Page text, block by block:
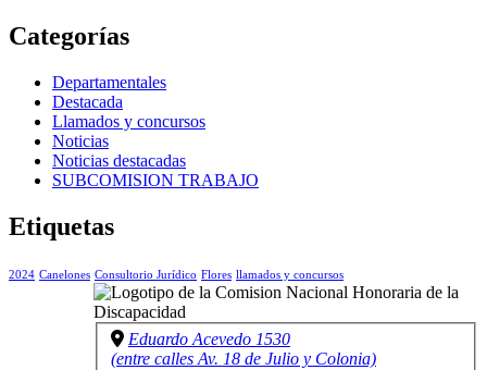
Categorías
Departamentales
Destacada
Llamados y concursos
Noticias
Noticias destacadas
SUBCOMISION TRABAJO
Etiquetas
2024 Canelones Consultorio Jurídico Flores llamados y concursos
Eduardo Acevedo 1530
(entre calles Av. 18 de Julio y Colonia)